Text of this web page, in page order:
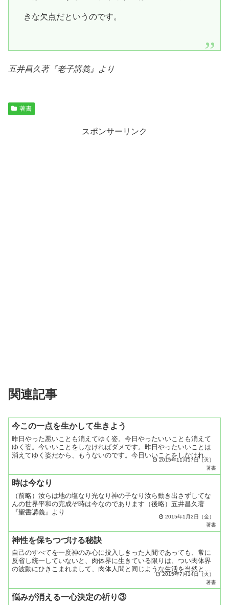
きな欠点だというのです。
五井昌久著『老子講義』より
著書
スポンサーリンク
関連記事
今この一点を生かして生きよう
昨日やった悪いことも消えてゆく姿。今日やったいいことも消えて
ゆく姿。今いいことをしなければダメです。昨日やったいいことは
消えてゆく姿だから、もうないのです。今日いいことをしなければ
いけない。昨日どんな間違いがあっても、どんな失敗があって
2015年11月17日（火）
著書
時は今なり
（前略）汝らは地の塩なり光なり神の子なり汝ら動き出さずしてな
んの世界平和の完成ぞ時は今なのであります（後略）五井昌久著
『聖書講義』より
2015年1月2日（金）
著書
神性を保ちつづける秘訣
自己のすべてを一度神のみ心に投入しきった人間であっても、常に
反省し統一していないと、肉体界に生きている限りは、つい肉体界
の波動にひきこまれまして、肉体人間と同じような生活を当然とし
てしまいます。天人の五衰とか、久米仙人の転落という話しにも
2015年7月14日（火）
著書
悩みが消える一心決定の祈り③